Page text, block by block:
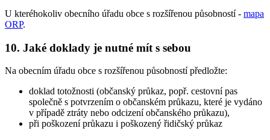
U kteréhokoliv obecního úřadu obce s rozšířenou působností - mapa
ORP.
10. Jaké doklady je nutné mít s sebou
Na obecním úřadu obce s rozšířenou působností předložte:
doklad totožnosti (občanský průkaz, popř. cestovní pas
společně s potvrzením o občanském průkazu, které je vydáno
v případě ztráty nebo odcizení občanského průkazu),
při poškození průkazu i poškozený řidičský průkaz